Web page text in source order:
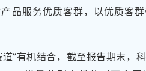
品服务优质客群，以优质客
”有机结合，截至报告期末，